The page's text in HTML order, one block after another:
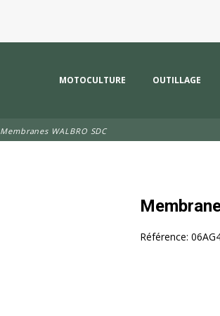
MOTOCULTURE OUTILLAGE
Membranes WALBRO SDC
Référence: